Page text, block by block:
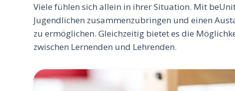
Viele fühlen sich allein in ihrer Situation. Mit
Jugendlichen zusammenzubringen und einen
zu ermöglichen. Gleichzeitig bietet es die
zwischen Lernenden und Lehrenden.